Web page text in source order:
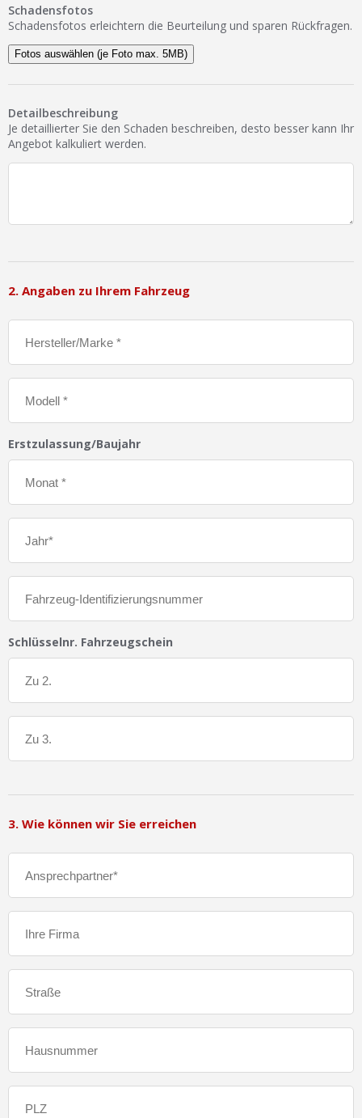
Schadensfotos
Schadensfotos erleichtern die Beurteilung und sparen Rückfragen.
Fotos auswählen (je Foto max. 5MB)
Detailbeschreibung
Je detaillierter Sie den Schaden beschreiben, desto besser kann Ihr
Angebot kalkuliert werden.
2. Angaben zu Ihrem Fahrzeug
Erstzulassung/Baujahr
Schlüsselnr. Fahrzeugschein
3. Wie können wir Sie erreichen